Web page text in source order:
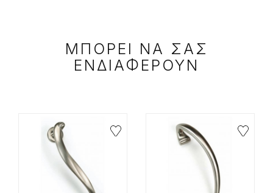
ΜΠΟΡΕΙ ΝΑ ΣΑΣ
ΕΝΔΙΑΦΕΡΟΥΝ